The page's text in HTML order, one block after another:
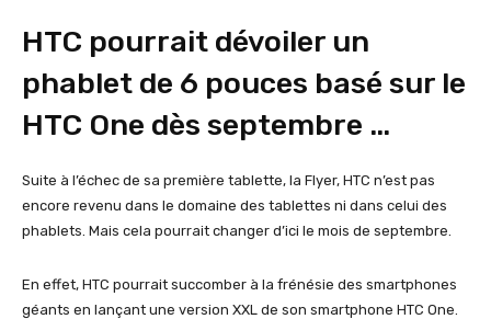
HTC pourrait dévoiler un
phablet de 6 pouces basé sur le
HTC One dès septembre …
Suite à l’échec de sa première tablette, la Flyer, HTC n’est pas
encore revenu dans le domaine des tablettes ni dans celui des
phablets. Mais cela pourrait changer d’ici le mois de septembre.
En effet, HTC pourrait succomber à la frénésie des smartphones
géants en lançant une version XXL de son smartphone HTC One.